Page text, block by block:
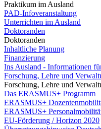
Praktikum im Ausland
PAD-Infoveranstaltung
Unterrichten im Ausland
Doktoranden
Doktoranden
Inhaltliche Planung
Finanzierung
Ins Ausland - Informationen
Forschung, Lehre und
Forschung, Lehre und
Das ERASMUS+ Programm
ERASMUS+
ERASMUS+
EU-Förderung / Horizon 2020